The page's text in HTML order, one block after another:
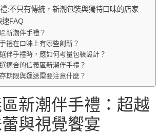
:不只有傳統，新潮包裝與獨特口味的店家
速FAQ
新潮伴手禮？
禮在口味上有哪些創新？
伴手禮時，應如何考量包裝設計？
適合的信義區新潮伴手禮？
期限與運送需要注意什麼？
新潮伴手禮：超越
與視覺饗宴